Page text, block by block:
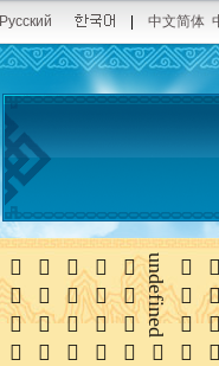
Русский 中文简体

